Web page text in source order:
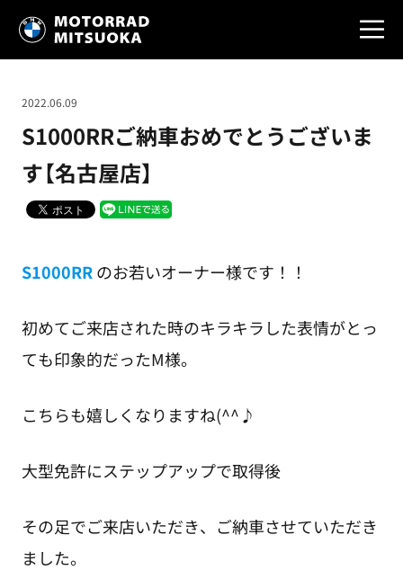
S1000RRご納車おめでとうございま
す【名古屋店】
2022.06.09
S1000RRのお若いオーナー様です！！
初めてご来店された時のキラキラした表情がとっ
ても印象的だったM様。
こちらも嬉しくなりますね(^^♪
大型免許にステップアップで取得後
その足でご来店いただき、ご納車させていただき
ました。